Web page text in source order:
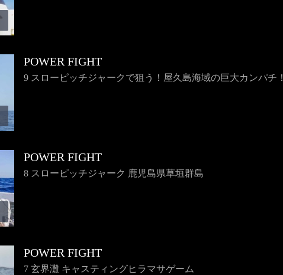
POWER FIGHT
9 スローピッチジャークで狙う！屋久島海域の巨大カンパチ！
POWER FIGHT
8 スローピッチジャーク 鹿児島県草垣群島
POWER FIGHT
7 玄界灘 キャスティングヒラマサゲーム